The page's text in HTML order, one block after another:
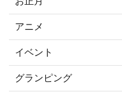
アニメ
イベント
グランピング